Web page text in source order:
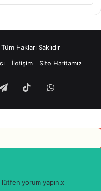
Hakları Saklıdır
İletişim Site Haritamız
TelegramTikTokWhatsApp
yorum yapın.x